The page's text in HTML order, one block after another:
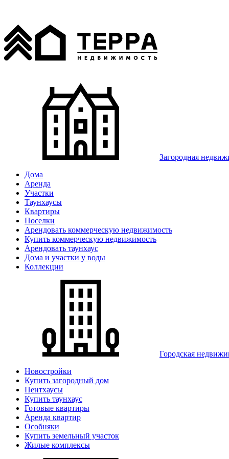
Загородная
Дома
Аренда
Участки
Таунхаусы
Квартиры
Поселки
Арендовать коммерческую недвижимость
Купить коммерческую недвижимость
Арендовать таунхаус
Дома и участки у воды
Коллекции
Городская
Новостройки
Купить загородный дом
Пентхаусы
Купить таунхаус
Готовые квартиры
Аренда квартир
Особняки
Купить земельный участок
Жилые комплексы